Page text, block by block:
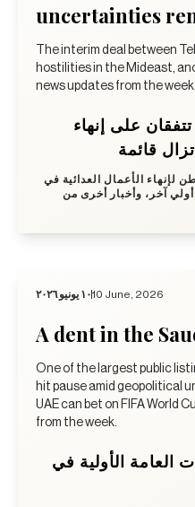
uncertainties
The interim deal between
hostilities in the Mideast,
news updates from the week.
على إنهاء
قائمة
لإنهاء الأعمال العدائية في
آخر، وأخبار أخرى من
١٠ يونيو ٢٠٢٦10 June, 2026
A dent in the
One of the largest public
hit pause amid geopolitical
UAE can bet on FIFA World
from the week.
العامة الأولية في